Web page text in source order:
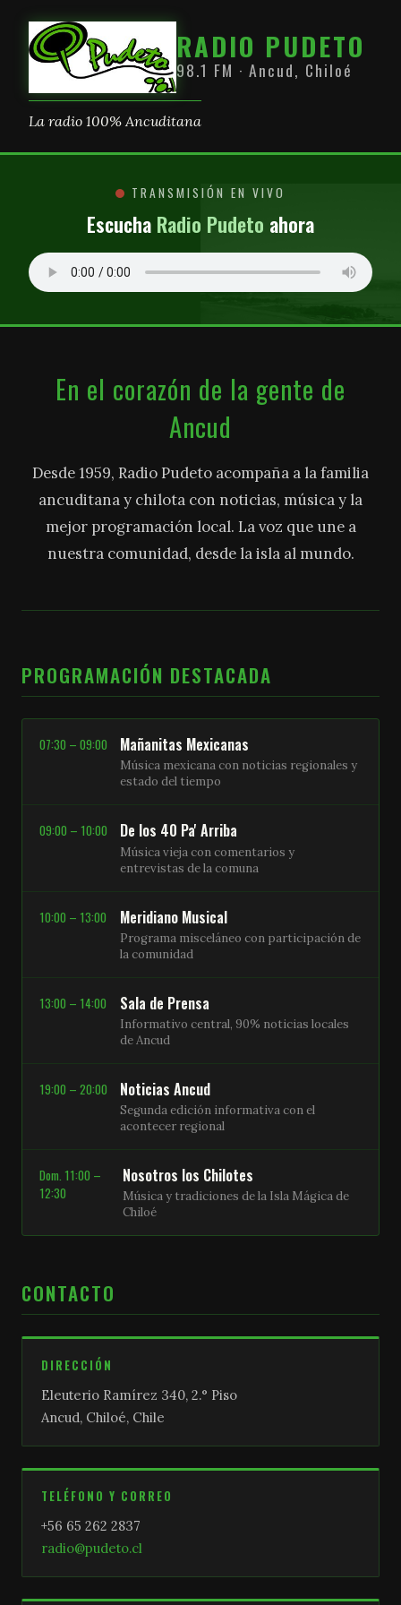
RADIO PUDETO
98.1 FM · Ancud, Chiloé
La radio 100% Ancuditana
TRANSMISIÓN EN VIVO
Escucha Radio Pudeto ahora
En el corazón de la gente de
Ancud
Desde 1959, Radio Pudeto acompaña a la familia
ancuditana y chilota con noticias, música y la
mejor programación local. La voz que une a
nuestra comunidad, desde la isla al mundo.
PROGRAMACIÓN DESTACADA
07:30 – 09:00 Mañanitas Mexicanas
Música mexicana con noticias regionales y
estado del tiempo
09:00 – 10:00 De los 40 Pa' Arriba
Música vieja con comentarios y
entrevistas de la comuna
10:00 – 13:00 Meridiano Musical
Programa misceláneo con participación de
la comunidad
13:00 – 14:00 Sala de Prensa
Informativo central, 90% noticias locales
de Ancud
19:00 – 20:00 Noticias Ancud
Segunda edición informativa con el
acontecer regional
Dom. 11:00 –
12:30
Nosotros los Chilotes
Música y tradiciones de la Isla Mágica de
Chiloé
CONTACTO
DIRECCIÓN
Eleuterio Ramírez 340, 2.° Piso
Ancud, Chiloé, Chile
TELÉFONO Y CORREO
+56 65 262 2837
radio@pudeto.cl